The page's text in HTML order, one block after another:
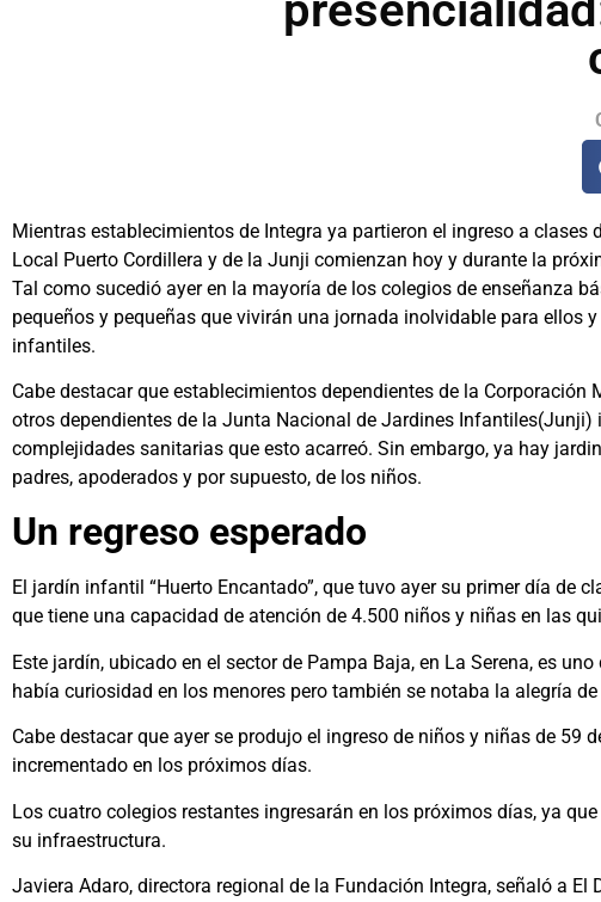
Mientras establecimientos de Integra ya partieron el ingreso a
Local Puerto Cordillera y de la Junji comienzan hoy y durante la
Tal como sucedió ayer en la mayoría de los colegios de enseñanza
pequeños y pequeñas que vivirán una jornada inolvidable para ellos
infantiles.
Cabe destacar que establecimientos dependientes de la
otros dependientes de la Junta Nacional de Jardines
complejidades sanitarias que esto acarreó. Sin embargo, ya hay
padres, apoderados y por supuesto, de los niños.
Un regreso esperado
El jardín infantil “Huerto Encantado”, que tuvo ayer su primer día de
que tiene una capacidad de atención de 4.500 niños y niñas en las
Este jardín, ubicado en el sector de Pampa Baja, en La Serena, es
había curiosidad en los menores pero también se notaba la alegría
Cabe destacar que ayer se produjo el ingreso de niños y niñas de
incrementado en los próximos días.
Los cuatro colegios restantes ingresarán en los próximos días, ya
su infraestructura.
Javiera Adaro, directora regional de la Fundación Integra, señaló a